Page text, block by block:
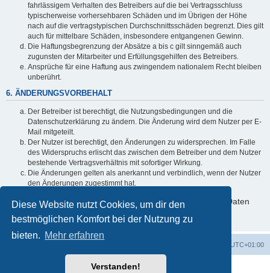
Diese Website nutzt Cookies, um dir den
bestmöglichen Komfort bei der Nutzung zu
bieten. Mehr erfahren
Verstanden!
fahrlässigem Verhalten des Betreibers auf die bei Vertragsschluss
typischerweise vorhersehbaren Schäden und im Übrigen der Höhe
nach auf die vertragstypischen Durchschnittsschäden begrenzt. Dies gilt
auch für mittelbare Schäden, insbesondere entgangenen Gewinn.
Die Haftungsbegrenzung der Absätze a bis c gilt sinngemäß auch
zugunsten der Mitarbeiter und Erfüllungsgehilfen des Betreibers.
Ansprüche für eine Haftung aus zwingendem nationalem Recht bleiben
unberührt.
6. ÄNDERUNGSVORBEHALT
Der Betreiber ist berechtigt, die Nutzungsbedingungen und die
Datenschutzerklärung zu ändern. Die Änderung wird dem Nutzer per E-
Mail mitgeteilt.
Der Nutzer ist berechtigt, den Änderungen zu widersprechen. Im Falle
des Widerspruchs erlischt das zwischen dem Betreiber und dem Nutzer
bestehende Vertragsverhältnis mit sofortiger Wirkung.
Die Änderungen gelten als anerkannt und verbindlich, wenn der Nutzer
den Änderungen zugestimmt hat.
Informationen über den Umgang mit deinen persönlichen Daten
sind in der Datenschutzerklärung enthalten.
UTC+01:00
Powered byphpBB® Forum Software © phpBB Limited